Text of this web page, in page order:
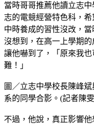
當時哥哥推薦他讀立志
志的電競經營特色科，
中時養成的習性沒改，
沒想到，在高一上學期
讓他嚇到了，「原來我
難！」
圖／立志中學校長陳峰
系的同學合影。(記者陳
不過，他說，真正影響